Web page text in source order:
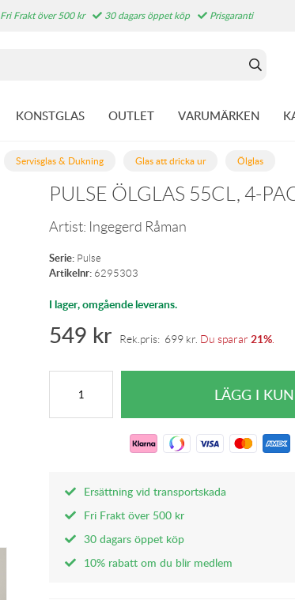
Fri Frakt över 500 kr 30 dagars öppet köp Prisgaranti
KONSTGLAS OUTLET VARUMÄRKEN
Servisglas & Dukning Glas att dricka ur Ölglas
PULSE ÖLGLAS 55CL, 4-
Artist: Ingegerd Råman
Serie: Pulse
Artikelnr: 6295303
I lager, omgående leverans.
549 kr Rek.pris: 699 kr Du sparar21%
Ersättning vid transportskada
Fri Frakt över 500 kr
30 dagars öppet köp
10% rabatt om du blir medlem